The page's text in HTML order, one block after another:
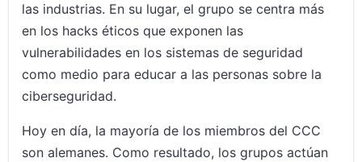
las industrias. En su lugar, el grupo se centra más
en los hacks éticos que exponen las
vulnerabilidades en los sistemas de seguridad
como medio para educar a las personas sobre la
ciberseguridad.
Hoy en día, la mayoría de los miembros del CCC
son alemanes. Como resultado, los grupos actúan